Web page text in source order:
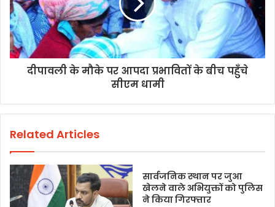
दीपावली के मौके पर आपदा प्रभावितों के बीच पहुँचे
सीएम धामी
Related Articles
सार्वजनिक स्थान पर जुआ
खेलने वाले अभियुक्तों को पुलिस
ने किया गिरफ्तार